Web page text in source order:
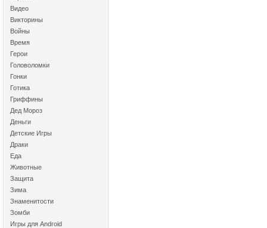
Видео
Викторины
Войны
Время
Герои
Головоломки
Гонки
Готика
Гриффины
Дед Мороз
Деньги
Детские Игры
Драки
Еда
Животные
Защита
Зима
Знаменитости
Зомби
Игры для Android